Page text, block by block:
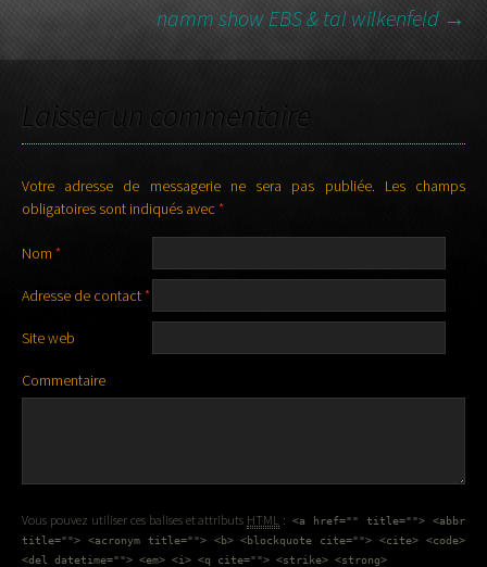
NAVIGATION DES
ARTICLES
namm show EBS & tal wilkenfeld →
Laisser un commentaire
Votre adresse de messagerie ne sera pas publiée. Les champs
obligatoires sont indiqués avec*
Nom *
Adresse de contact*
Site web
Commentaire
Vous pouvez utiliser ces balises et attributs HTML :
<a href="" title=""> <abbr
title=""> <acronym title=""> <b> <blockquote cite=""> <cite> <code>
<del datetime=""> <em> <i> <q cite=""> <strike> <strong>